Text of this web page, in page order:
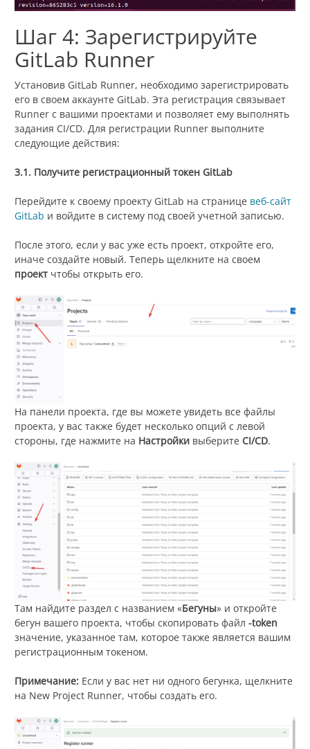
Шаг 4: Зарегистрируйте
GitLab Runner
Установив GitLab Runner, необходимо зарегистрировать
его в своем аккаунте GitLab. Эта регистрация связывает
Runner с вашими проектами и позволяет ему выполнять
задания CI/CD. Для регистрации Runner выполните
следующие действия:
3.1. Получите регистрационный токен GitLab
Перейдите к своему проекту GitLab на странице веб-сайт
GitLab и войдите в систему под своей учетной записью.
После этого, если у вас уже есть проект, откройте его,
иначе создайте новый. Теперь щелкните на своем
проект чтобы открыть его.
На панели проекта, где вы можете увидеть все файлы
проекта, у вас также будет несколько опций с левой
стороны, где нажмите на Настройки выберите CI/CD.
Там найдите раздел с названием «Бегуны» и откройте
бегун вашего проекта, чтобы скопировать файл -token
значение, указанное там, которое также является вашим
регистрационным токеном.
Примечание: Если у вас нет ни одного бегунка, щелкните
на New Project Runner, чтобы создать его.